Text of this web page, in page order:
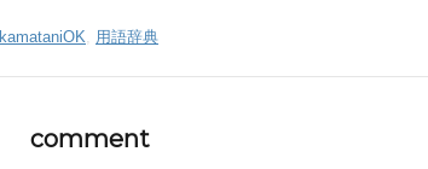
kamataniOK, 用語辞典
comment